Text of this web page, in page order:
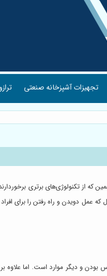
تجهیزات آشپزخانه صنعتی ترازو
که از تکنولوژی‌های برتری
دویدن و راه رفتن را برای
و دیگر موارد است. اما علاوه